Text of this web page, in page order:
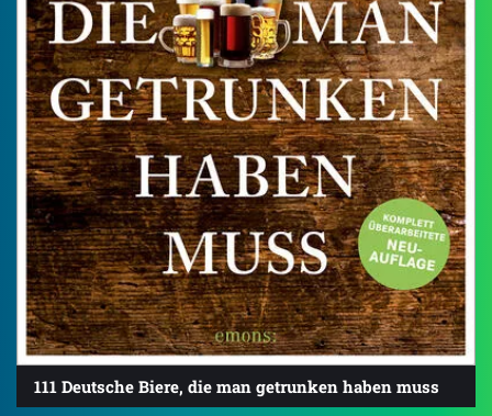
111 Deutsche Biere, die man getrunken haben muss